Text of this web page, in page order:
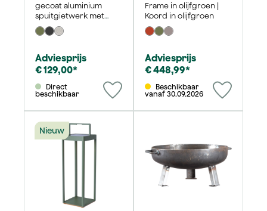
gecoat aluminium
spuitgietwerk met
poedercoating
Adviesprijs
€ 129,00*
beschikbaar
Frame in olijfgroen |
Koord in olijfgroen
Adviesprijs
€ 448,99*
vanaf 30.09.2026
Nieuw